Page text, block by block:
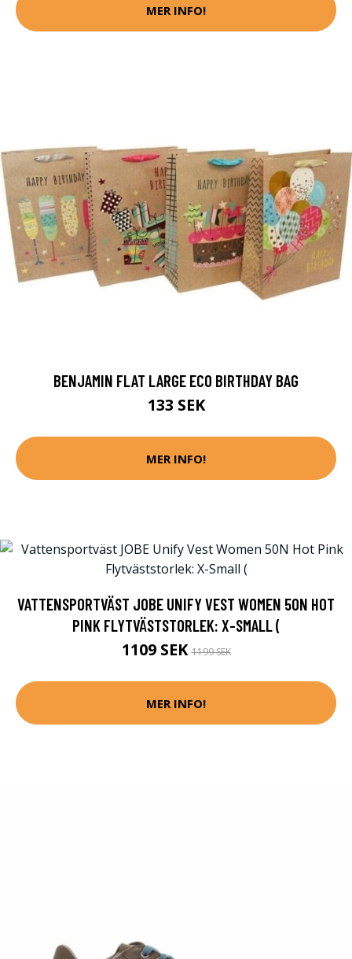
MER INFO!
BENJAMIN FLAT LARGE ECO BIRTHDAY BAG
133 SEK
MER INFO!
VATTENSPORTVÄST JOBE UNIFY VEST WOMEN 50N HOT
PINK FLYTVÄSTSTORLEK: X-SMALL (
1109 SEK1199 SEK
MER INFO!